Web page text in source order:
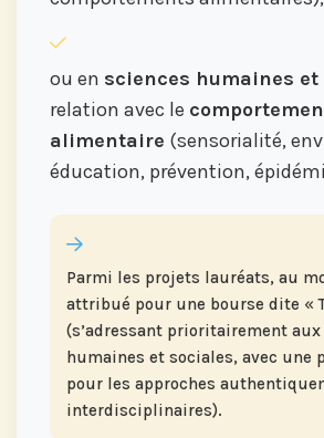
ou en sciences humaines et
relation avec le
alimentaire (sensorialité,
éducation, prévention,
Parmi les projets lauréats, au
attribué pour une bourse dite «
(s’adressant prioritairement aux
humaines et sociales, avec une
pour les approches
interdisciplinaires).